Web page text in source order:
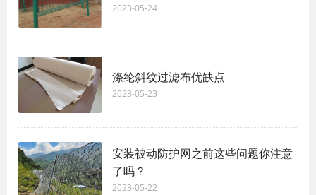
2023-05-24
涤纶斜纹过滤布优缺点
2023-05-23
安装被动防护网之前这些问题你注意
了吗？
2023-05-22